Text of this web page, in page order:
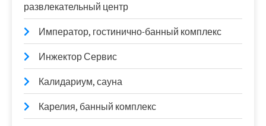
развлекательный центр
Император, гостинично-банный комплекс
Инжектор Сервис
Калидариум, сауна
Карелия, банный комплекс